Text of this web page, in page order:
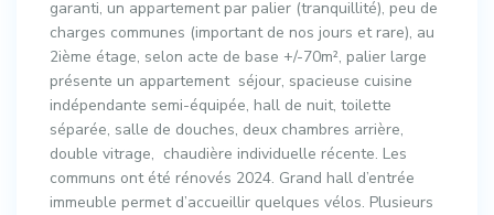
garanti, un appartement par palier (tranquillité), peu de
charges communes (important de nos jours et rare), au
2ième étage, selon acte de base +/-70m², palier large
présente un appartement séjour, spacieuse cuisine
indépendante semi-équipée, hall de nuit, toilette
séparée, salle de douches, deux chambres arrière,
double vitrage, chaudière individuelle récente. Les
communs ont été rénovés 2024. Grand hall d’entrée
immeuble permet d’accueillir quelques vélos. Plusieurs